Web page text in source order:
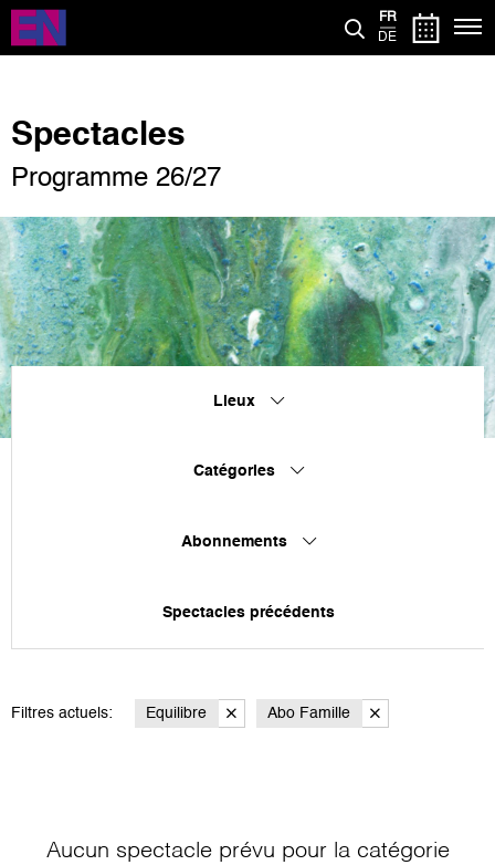
Aller
contenu
FR
DE
Spectacles
Programme 26/27
Lieux
Catégories
Abonnements
Spectacles précédents
Filtres actuels: Equilibre Abo Famille
Aucun spectacle prévu pour la catégorie